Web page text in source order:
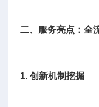
二、服务亮点：全
1. 创新机制挖掘